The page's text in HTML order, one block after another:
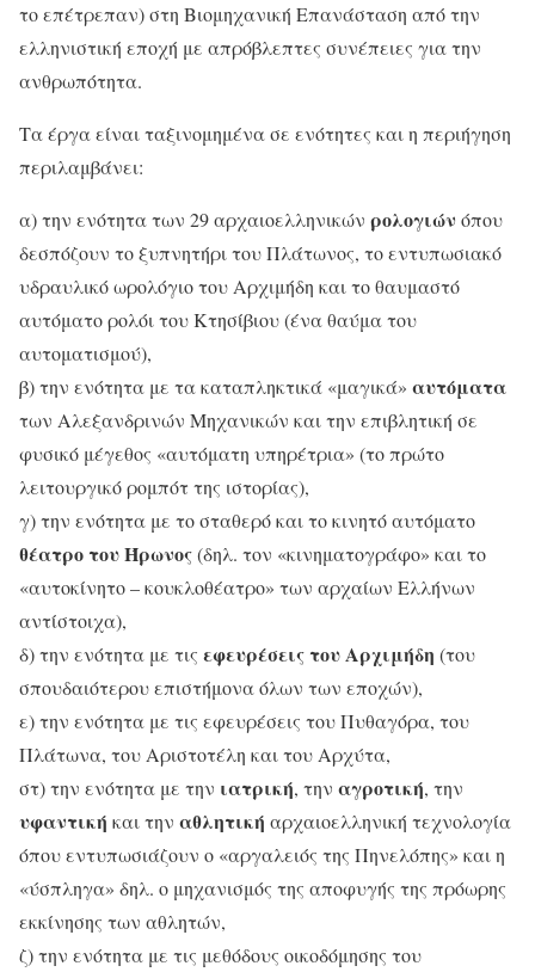
το επέτρεπαν) στη Βιομηχανική Επανάσταση από την
ελληνιστική εποχή με απρόβλεπτες συνέπειες για την
ανθρωπότητα.
Τα έργα είναι ταξινομημένα σε ενότητες και η περιήγηση
περιλαμβάνει:
α) την ενότητα των 29 αρχαιοελληνικών ρολογιών όπου
δεσπόζουν το ξυπνητήρι του Πλάτωνος, το εντυπωσιακό
υδραυλικό ωρολόγιο του Αρχιμήδη και το θαυμαστό
αυτόματο ρολόι του Κτησίβιου (ένα θαύμα του
αυτοματισμού),
β) την ενότητα με τα καταπληκτικά «μαγικά» αυτόματα
των Αλεξανδρινών Μηχανικών και την επιβλητική σε
φυσικό μέγεθος «αυτόματη υπηρέτρια» (το πρώτο
λειτουργικό ρομπότ της ιστορίας),
γ) την ενότητα με το σταθερό και το κινητό αυτόματο
θέατρο του Ήρωνος(δηλ. τον «κινηματογράφο» και το
«αυτοκίνητο – κουκλοθέατρο» των αρχαίων Ελλήνων
αντίστοιχα),
δ) την ενότητα με τις εφευρέσεις του Αρχιμήδη (του
σπουδαιότερου επιστήμονα όλων των εποχών),
ε) την ενότητα με τις εφευρέσεις του Πυθαγόρα, του
Πλάτωνα, του Αριστοτέλη και του Αρχύτα,
στ) την ενότητα με την ιατρική, την αγροτική, την
υφαντική και την αθλητική αρχαιοελληνική τεχνολογία
όπου εντυπωσιάζουν ο «αργαλειός της Πηνελόπης» και η
«ύσπληγα» δηλ. ο μηχανισμός της αποφυγής της πρόωρης
εκκίνησης των αθλητών,
ζ) την ενότητα με τις μεθόδους οικοδόμησης του